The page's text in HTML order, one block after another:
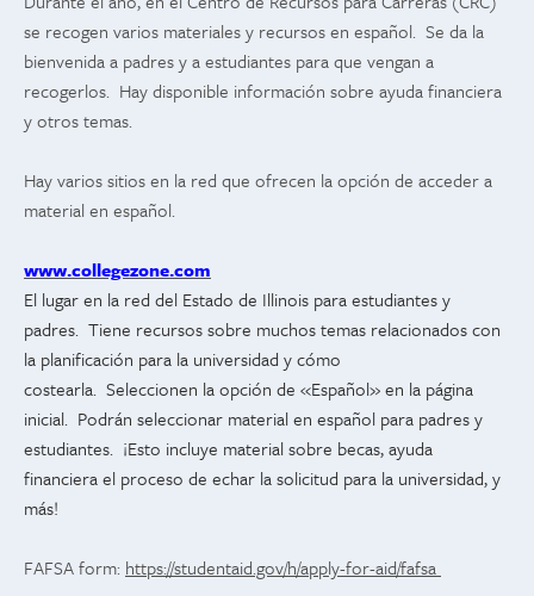
se recogen varios materiales y recursos en español. Se da la
bienvenida a padres y a estudiantes para que vengan a
recogerlos. Hay disponible información sobre ayuda financiera
y otros temas.
Hay varios sitios en la red que ofrecen la opción de acceder a
material en español.
www.collegezone.com
El lugar en la red del Estado de Illinois para estudiantes y
padres. Tiene recursos sobre muchos temas relacionados con
la planificación para la universidad y cómo
costearla. Seleccionen la opción de «Español» en la página
inicial. Podrán seleccionar material en español para padres y
estudiantes. ¡Esto incluye material sobre becas, ayuda
financiera el proceso de echar la solicitud para la universidad, y
más!
FAFSA form: https://studentaid.gov/h/apply-for-aid/fafsa